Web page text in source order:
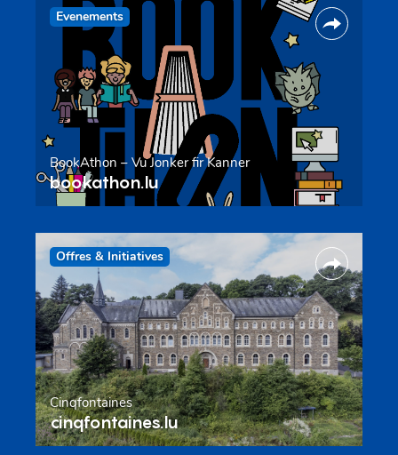
Evenements
BookAthon – Vu Jonker fir Kanner
bookathon.lu
Offres & Initiatives
Cinqfontaines
cinqfontaines.lu